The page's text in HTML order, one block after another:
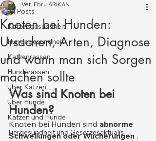
All Posts
Katzengesundheit
Hundegesundheit
Katzenrassen
Hunderassen
Über Katzen
Über Hunde
Katzen und Hunde
Tiergesundheit und Gesetzesaktualis
Knoten bei Hunden:
Ursachen, Arten, Diagnose
und wann man sich Sorgen
machen sollte
Vet. Ebru ARIKAN
Was sind Knoten bei
Hunden?
Knoten bei Hunden sind abnorme
Schwellungen oder Wucherungen ,